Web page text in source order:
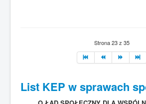
Strona 23 z 35
List KEP w sprawach